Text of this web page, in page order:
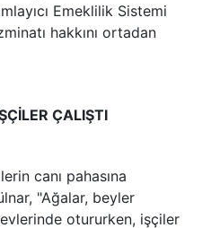
Emeklilik Sistemi
hakkını ortadan
ÇALIŞTI
canı pahasına
"Ağalar, beyler
otururken, işçiler